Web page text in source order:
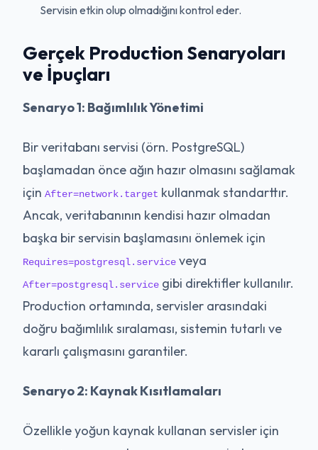
Servisin etkin olup olmadığını kontrol eder.
Gerçek Production Senaryoları
ve İpuçları
Senaryo 1: Bağımlılık Yönetimi
Bir veritabanı servisi (örn. PostgreSQL)
başlamadan önce ağın hazır olmasını sağlamak
için After=network.target kullanmak standarttır.
Ancak, veritabanının kendisi hazır olmadan
başka bir servisin başlamasını önlemek için
Requires=postgresql.service veya
After=postgresql.service gibi direktifler kullanılır.
Production ortamında, servisler arasındaki
doğru bağımlılık sıralaması, sistemin tutarlı ve
kararlı çalışmasını garantiler.
Senaryo 2: Kaynak Kısıtlamaları
Özellikle yoğun kaynak kullanan servisler için